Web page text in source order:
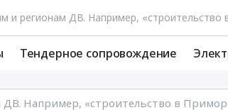
Тендерное сопровождение